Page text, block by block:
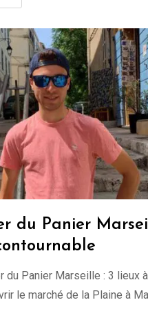
du Panier
du Panier Marseille : 3 lieux à
le marché de la Plaine à